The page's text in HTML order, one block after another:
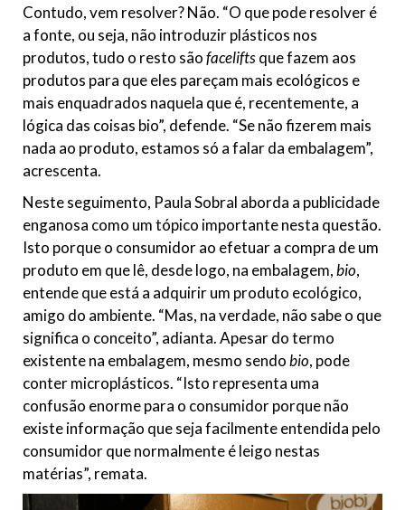
Contudo, vem resolver? Não. “O que pode resolver é
a fonte, ou seja, não introduzir plásticos nos
produtos, tudo o resto sãofaceliftsque fazem aos
produtos para que eles pareçam mais ecológicos e
mais enquadrados naquela que é, recentemente, a
lógica das coisas bio”, defende. “Se não fizerem mais
nada ao produto, estamos só a falar da embalagem”,
acrescenta.
Neste seguimento, Paula Sobral aborda a publicidade
enganosa como um tópico importante nesta questão.
Isto porque o consumidor ao efetuar a compra de um
produto em que lê, desde logo, na embalagem,bio,
entende que está a adquirir um produto ecológico,
amigo do ambiente. “Mas, na verdade, não sabe o que
significa o conceito”, adianta. Apesar do termo
existente na embalagem, mesmo sendobio, pode
conter microplásticos. “Isto representa uma
confusão enorme para o consumidor porque não
existe informação que seja facilmente entendida pelo
consumidor que normalmente é leigo nestas
matérias”, remata.